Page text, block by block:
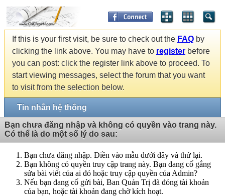
If this is your first visit, be sure to check out the FAQ by
clicking the link above. You may have to register before
you can post: click the register link above to proceed. To
start viewing messages, select the forum that you want
to visit from the selection below.
Tin nhắn hệ thống
Bạn chưa đăng nhập và không có quyền vào trang này.
Có thể là do một số lý do sau:
Bạn chưa đăng nhập. Điền vào mẫu dưới đây và thử lại.
Bạn không có quyền truy cập trang này. Bạn đang cố gắng
sửa bài viết của ai đó hoặc truy cập quyền của Admin?
Nếu bạn đang cố gửi bài, Ban Quản Trị đã đóng tài khoản
của bạn, hoặc tài khoản đang chờ kích hoạt.